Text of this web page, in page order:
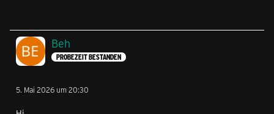
Beh
PROBEZEIT BESTANDEN
5. Mai 2026 um 20:30